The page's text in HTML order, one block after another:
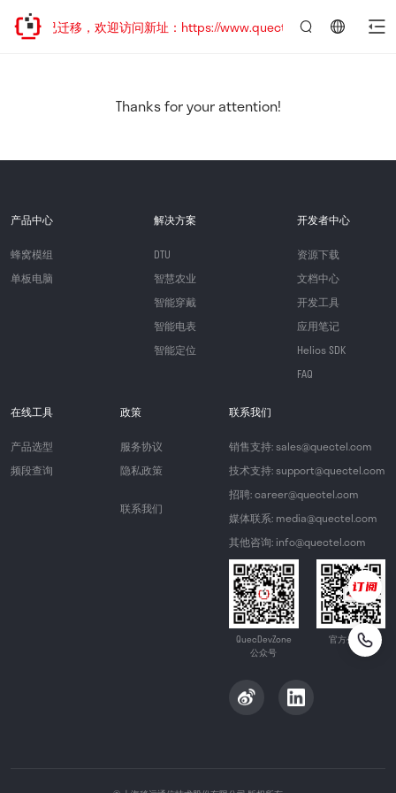
站地址已迁移，欢迎访问新址：https://www.quectel.com.cn
Thanks for your attention!
产品中心
蜂窝模组
单板电脑
解决方案
DTU
智慧农业
智能穿戴
智能电表
智能定位
开发者中心
资源下载
文档中心
开发工具
应用笔记
Helios SDK
FAQ
在线工具
产品选型
频段查询
政策
服务协议
隐私政策
联系我们
联系我们
销售支持: sales@quectel.com
技术支持: support@quectel.com
招聘: career@quectel.com
媒体联系: media@quectel.com
其他咨询: info@quectel.com
QuecDevZone
公众号
官方公众号